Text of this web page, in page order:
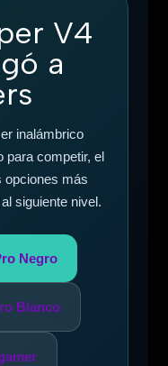
V4
a
inalámbrico
para competir, el
opciones más
siguiente nivel.
Negro
Blanco